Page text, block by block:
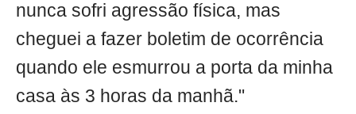
nunca sofri agressão física, mas
cheguei a fazer boletim de ocorrência
quando ele esmurrou a porta da minha
casa às 3 horas da manhã."